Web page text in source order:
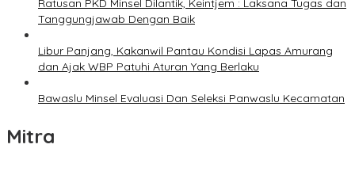
Ratusan PKD Minsel Dilantik, Keintjem : Laksana Tugas dan
Tanggungjawab Dengan Baik
Libur Panjang, Kakanwil Pantau Kondisi Lapas Amurang
dan Ajak WBP Patuhi Aturan Yang Berlaku
Bawaslu Minsel Evaluasi Dan Seleksi Panwaslu Kecamatan
Mitra